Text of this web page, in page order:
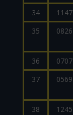
34 1147
35
0826
36 0707
37
0569
38 1245